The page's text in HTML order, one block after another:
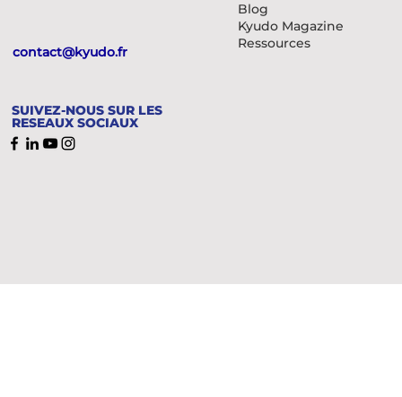
contact@kyudo.fr
SUIVEZ-NOUS SUR LES
RESEAUX SOCIAUX
Blog
Kyudo Magazine
Ressources